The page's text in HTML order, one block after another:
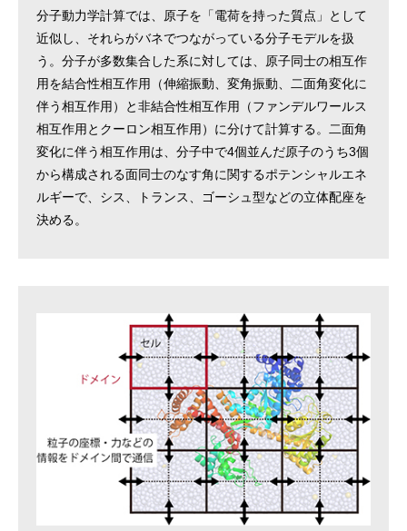
分子動力学計算では、原子を「電荷を持った質点」として
近似し、それらがバネでつながっている分子モデルを扱
う。分子が多数集合した系に対しては、原子同士の相互作
用を結合性相互作用（伸縮振動、変角振動、二面角変化に
伴う相互作用）と非結合性相互作用（ファンデルワールス
相互作用とクーロン相互作用）に分けて計算する。二面角
変化に伴う相互作用は、分子中で4個並んだ原子のうち3個
から構成される面同士のなす角に関するポテンシャルエネ
ルギーで、シス、トランス、ゴーシュ型などの立体配座を
決める。